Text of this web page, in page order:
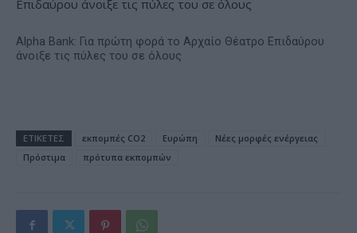
Alpha Bank: Για πρώτη φορά το Αρχαίο Θέατρο Επιδαύρου
άνοιξε τις πύλες του σε όλους
ΕΤΙΚΕΤΕΣ εκπομπές CO2 Ευρώπη
Νέες μορφές ενέργειας
Πρόστιμα
πρότυπα εκπομπών